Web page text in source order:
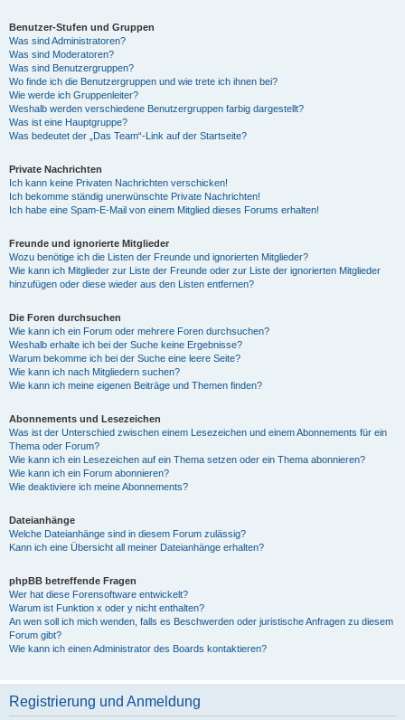
Benutzer-Stufen und Gruppen
Was sind Administratoren?
Was sind Moderatoren?
Was sind Benutzergruppen?
Wo finde ich die Benutzergruppen und wie trete ich ihnen bei?
Wie werde ich Gruppenleiter?
Weshalb werden verschiedene Benutzergruppen farbig dargestellt?
Was ist eine Hauptgruppe?
Was bedeutet der „Das Team“-Link auf der Startseite?
Private Nachrichten
Ich kann keine Privaten Nachrichten verschicken!
Ich bekomme ständig unerwünschte Private Nachrichten!
Ich habe eine Spam-E-Mail von einem Mitglied dieses Forums erhalten!
Freunde und ignorierte Mitglieder
Wozu benötige ich die Listen der Freunde und ignorierten Mitglieder?
Wie kann ich Mitglieder zur Liste der Freunde oder zur Liste der ignorierten Mitglieder
hinzufügen oder diese wieder aus den Listen entfernen?
Die Foren durchsuchen
Wie kann ich ein Forum oder mehrere Foren durchsuchen?
Weshalb erhalte ich bei der Suche keine Ergebnisse?
Warum bekomme ich bei der Suche eine leere Seite?
Wie kann ich nach Mitgliedern suchen?
Wie kann ich meine eigenen Beiträge und Themen finden?
Abonnements und Lesezeichen
Was ist der Unterschied zwischen einem Lesezeichen und einem Abonnements für ein
Thema oder Forum?
Wie kann ich ein Lesezeichen auf ein Thema setzen oder ein Thema abonnieren?
Wie kann ich ein Forum abonnieren?
Wie deaktiviere ich meine Abonnements?
Dateianhänge
Welche Dateianhänge sind in diesem Forum zulässig?
Kann ich eine Übersicht all meiner Dateianhänge erhalten?
phpBB betreffende Fragen
Wer hat diese Forensoftware entwickelt?
Warum ist Funktion x oder y nicht enthalten?
An wen soll ich mich wenden, falls es Beschwerden oder juristische Anfragen zu diesem
Forum gibt?
Wie kann ich einen Administrator des Boards kontaktieren?
Registrierung und Anmeldung